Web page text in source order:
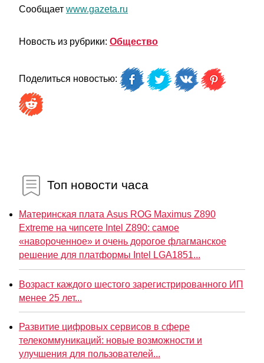
Сообщает www.gazeta.ru
Новость из рубрики: Общество
Поделиться новостью:
Топ новости часа
Материнская плата Asus ROG Maximus Z890
Extreme на чипсете Intel Z890: самое
«навороченное» и очень дорогое флагманское
решение для платформы Intel LGA1851...
Возраст каждого шестого зарегистрированного ИП
менее 25 лет...
Развитие цифровых сервисов в сфере
телекоммуникаций: новые возможности и
улучшения для пользователей...